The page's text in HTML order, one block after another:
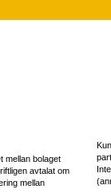
mellan bolaget
avtalat om
mellan